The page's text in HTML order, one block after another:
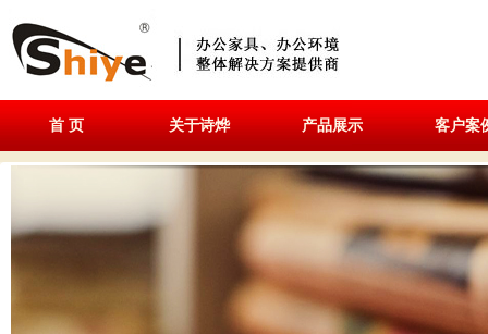
首 页 关于诗烨 产品展示 客户案